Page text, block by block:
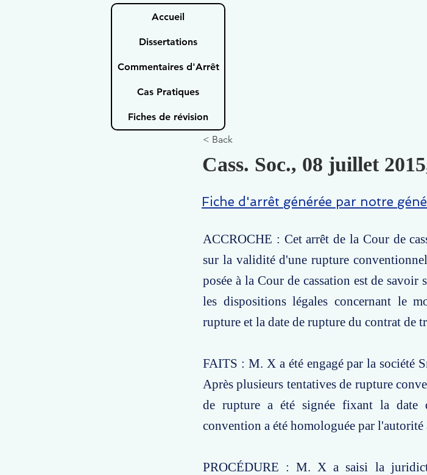
Accueil
Dissertations
Commentaires d'Arrêt
Cas Pratiques
Fiches de révision
< Back
Cass. Soc., 08 juillet
Fiche d'arrêt générée par notre
ACCROCHE : Cet arrêt de la Cour de
sur la validité d'une rupture
posée à la Cour de cassation est de
les dispositions légales concernant le
rupture et la date de rupture du contrat de
FAITS : M. X a été engagé par la société
Après plusieurs tentatives de rupture
de rupture a été signée fixant la
convention a été homologuée par
PROCÉDURE : M. X a saisi la